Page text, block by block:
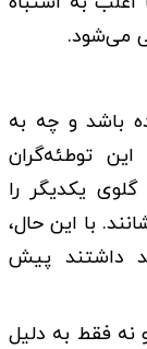
می‌شود.
باشد و چه به
توطئه‌گران
یکدیگر را
با این حال،
داشتند پیش
نه فقط به دلیل